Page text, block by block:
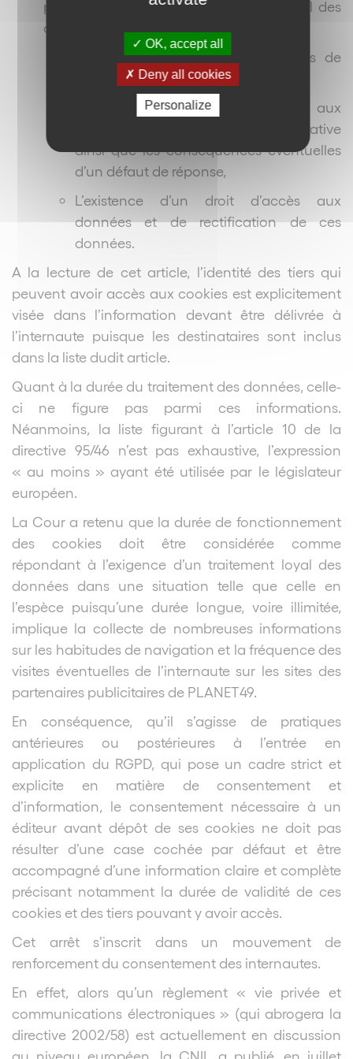
personne concernée un traitement loyal des
données) telle que :
Les destinataires ou les catégories de
destinataires des données,
Le fait de savoir si la réponse aux
questions est obligatoire ou facultative
ainsi que les conséquences éventuelles
d’un défaut de réponse,
L’existence d’un droit d’accès aux
données et de rectification de ces
données.
A la lecture de cet article, l’identité des tiers qui
peuvent avoir accès aux cookies est explicitement
visée dans l’information devant être délivrée à
l’internaute puisque les destinataires sont inclus
dans la liste dudit article.
Quant à la durée du traitement des données, celle-
ci ne figure pas parmi ces informations.
Néanmoins, la liste figurant à l’article 10 de la
directive 95/46 n’est pas exhaustive, l’expression
« au moins » ayant été utilisée par le législateur
européen.
La Cour a retenu que la durée de fonctionnement
des cookies doit être considérée comme
répondant à l’exigence d’un traitement loyal des
données dans une situation telle que celle en
l’espèce puisqu’une durée longue, voire illimitée,
implique la collecte de nombreuses informations
sur les habitudes de navigation et la fréquence des
visites éventuelles de l’internaute sur les sites des
partenaires publicitaires de PLANET49.
En conséquence, qu’il s’agisse de pratiques
antérieures ou postérieures à l’entrée en
application du RGPD, qui pose un cadre strict et
explicite en matière de consentement et
d’information, le consentement nécessaire à un
éditeur avant dépôt de ses cookies ne doit pas
résulter d’une case cochée par défaut et être
accompagné d’une information claire et complète
précisant notamment la durée de validité de ces
cookies et des tiers pouvant y avoir accès.
Cet arrêt s’inscrit dans un mouvement de
renforcement du consentement des internautes.
En effet, alors qu’un règlement « vie privée et
communications électroniques » (qui abrogera la
directive 2002/58) est actuellement en discussion
au niveau européen, la CNIL a publié, en juillet
OK, accept all
Deny all cookies
Personalize